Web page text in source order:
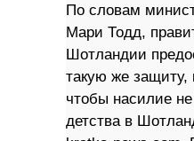
По словам
Мари Тодд,
Шотландии
такую ​​же защиту,
чтобы насилие
детства в